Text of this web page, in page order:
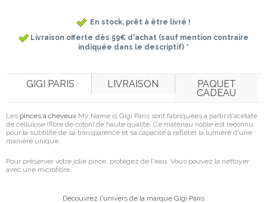
En stock, prêt à être livré !
Livraison offerte dès 59€ d'achat (sauf mention contraire
indiquée dans le descriptif) *
GIGI PARIS LIVRAISON PAQUET
CADEAU
Les pinces à cheveux My Name is Gigi Paris sont fabriquées à partir d'acétate
de cellulose (fibre de coton) de haute qualité. Ce matériau noble est reconnu
pour la subtilité de sa transparence et sa capacité à refléter la lumière d'une
manière unique.
Pour préserver votre jolie pince, protégez de l'eau. Vous pouvez la nettoyer
avec une microfibre.
Découvrez l'univers de la marque Gigi Paris